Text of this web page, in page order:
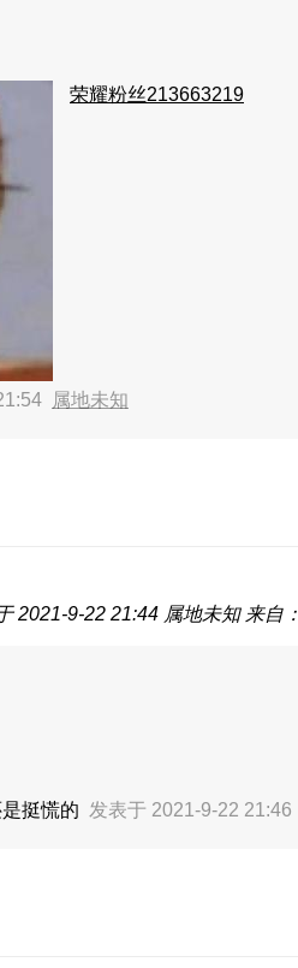
荣耀粉丝213663219
属地未知
2021-9-22 21:44 属地未知 来自
挺慌的 发表于 2021-9-22 21:46